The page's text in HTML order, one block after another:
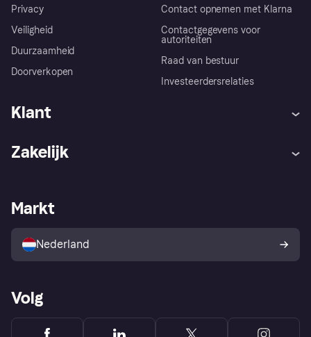
Privacy
Veiligheid
Duurzaamheid
Doorverkopen
Contact opnemen met Klarna
Contactgegevens voor
autoriteiten
Raad van bestuur
Investeerdersrelaties
Klant
Winkeloverzicht
Kopersbescherming voor
consumenten
Zakelijk
Zakelijke login
Markt
Nederland
Volg